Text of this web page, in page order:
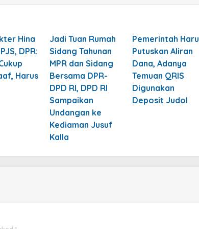
Hina
DPR:
Harus
Jadi Tuan Rumah
Sidang Tahunan
MPR dan Sidang
Bersama DPR-
DPD RI, DPD RI
Sampaikan
Undangan ke
Kediaman Jusuf
Kalla
Pemerintah
Putuskan Aliran
Dana, Adanya
Temuan QRIS
Digunakan
Deposit Judol